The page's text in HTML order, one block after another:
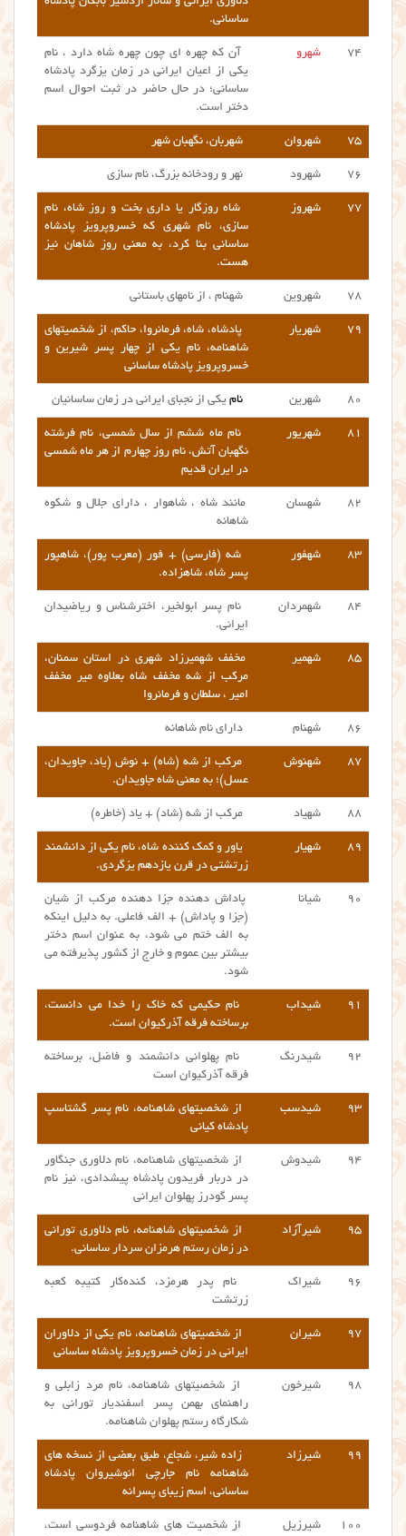
ساسانی.
۷۴ شهرو
آن که چهره ای چون چهره شاه دارد ، نام
یکی از اعیان ایرانی در زمان یزگرد پادشاه
ساسانی؛ در حال حاضر در ثبت احوال اسم
دختر است.
۷۵ شهروان شهربان، نگهبان شهر
۷۶ شهرود نهر و رودخانه بزرگ، نام سازی
۷۷ شهروز
شاه روزگار یا داری بخت و روز شاه، نام
سازی، نام شهری که خسروپرویز پادشاه
ساسانی بنا کرد، به معنی روز شاهان نیز
هست.
۷۸ شهروین شهنام ، از نامهای باستانی
۷۹ شهریار
پادشاه، شاه، فرمانروا، حاکم، از شخصیتهای
شاهنامه، نام یکی از چهار پسر شیرین و
خسروپرویز پادشاه ساسانی
۸۰ شهرین نام یکی از نجبای ایرانی در زمان ساسانیان
۸۱ شهریور
نام ماه ششم از سال شمسی، نام فرشته
نگهبان آتش، نام روز چهارم از هر ماه شمسی
در ایران قدیم
۸۲ شهسان
مانند شاه ، شاهوار ، دارای جلال و شکوه
شاهانه
۸۳ شهفور
شه (فارسی) + فور (معرب پور)، شاهپور
پسر شاه، شاهزاده.
۸۴ شهمردان
نام پسر ابولخیر، اخترشناس و ریاضیدان
ایرانی.
۸۵ شهمیر
مخفف شهمیرزاد شهری در استان سمنان،
مرکب از شه مخفف شاه بعلاوه میر مخفف
امیر ، سلطان و فرمانروا
۸۶ شهنام دارای نام شاهانه
۸۷ شهنوش
مرکب از شه (شاه) + نوش (یاد، جاویدان،
عسل)؛ به معنی شاه جاویدان.
۸۸ شهیاد مرکب از شه (شاد) + یاد (خاطره)
۸۹ شهیار
یاور و کمک کننده شاه، نام یکی از دانشمند
زرتشتی در قرن یازدهم یزگردی.
۹۰ شیانا
پاداش دهنده جزا دهنده مرکب از شیان
(جزا و پاداش) + الف فاعلی. به دلیل اینکه
به الف ختم می شود، به عنوان اسم دختر
بیشتر بین عموم و خارج از کشور پذیرفته می
شود.
۹۱ شیداب
نام حکیمی که خاک را خدا می دانست،
برساخته فرقه آذرکیوان است.
۹۲ شیدرنگ
نام پهلوانی دانشمند و فاضل، برساخته
فرقه آذرکیوان است
۹۳ شیدسب
از شخصیتهای شاهنامه، نام پسر گشتاسپ
پادشاه کیانی
۹۴ شیدوش
از شخصیتهای شاهنامه، نام دلاوری جنگاور
در دربار فریدون پادشاه پیشدادی، نیز نام
پسر گودرز پهلوان ایرانی
۹۵ شیرآزاد
از شخصیتهای شاهنامه، نام دلاوری تورانی
در زمان رستم هرمزان سردار ساسانی.
۹۶ شیراک
نام پدر هرمزد، کنده‌کار کتیبه کعبه
زرتشت
۹۷ شیران
از شخصیتهای شاهنامه، نام یکی از دلاوران
ایرانی در زمان خسروپرویز پادشاه ساسانی
۹۸ شیرخون
از شخصیتهای شاهنامه، نام مرد زابلی و
راهنمای بهمن پسر اسفندیار تورانی به
شکارگاه رستم پهلوان شاهنامه.
۹۹ شیرزاد
زاده شیر، شجاع، طبق بعضی از نسخه های
شاهنامه نام جارچی انوشیروان پادشاه
ساسانی، اسم زیبای پسرانه
۱۰۰ شیرزیل
از شخصیت های شاهنامه فردوسی است،